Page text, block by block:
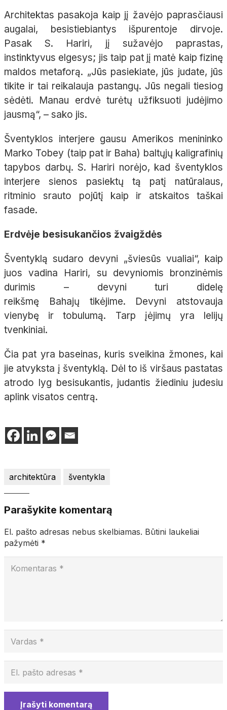
Architektas pasakoja kaip jį žavėjo paprasčiausi
augalai, besistiebiantys išpurentoje dirvoje.
PasakS. Hariri, jį sužavėjo paprastas,
instinktyvus elgesys; jis taip pat jį matė kaip fizinę
maldos metaforą. „Jūs pasiekiate, jūs judate, jūs
tikite ir tai reikalauja pastangų. Jūs negali tiesiog
sėdėti. Manau erdvė turėtų užfiksuoti judėjimo
jausmą“, – sako jis.
Šventyklos interjere gausu Amerikos menininko
Marko Tobey (taip pat ir Baha) baltųjų kaligrafinių
tapybos darbų. S. Hariri norėjo, kad šventyklos
interjere sienos pasiektų tą patį natūralaus,
ritminio srauto pojūtį kaip ir atskaitos taškai
fasade.
Erdvėje besisukančios žvaigždės
Šventyklą sudaro devyni „šviesūs vualiai“, kaip
juos vadina Hariri, su devyniomis bronzinėmis
durimis – devyni turi didelę
reikšmę Bahajų tikėjime. Devyni atstovauja
vienybę ir tobulumą. Tarp įėjimų yra lelijų
tvenkiniai.
Čia pat yra baseinas, kuris sveikina žmones, kai
jie atvyksta į šventyklą. Dėl to iš viršaus pastatas
atrodo lyg besisukantis, judantis žiediniu judesiu
aplink visatos centrą.
architektūra šventykla
Parašykite komentarą
El. pašto adresas nebus skelbiamas. Būtini laukeliai
pažymėti *
Įrašyti komentarą